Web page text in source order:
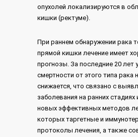
опухолей локализируются в
кишки (ректуме).
При раннем обнаружении рака
прямой кишки лечение имеет
прогнозы. За последние 20 лет
смертности от этого типа рака
снижается, что связано с
заболевания на ранних
новых эффективных методов
которых таргетные и
протоколы лечения, а также